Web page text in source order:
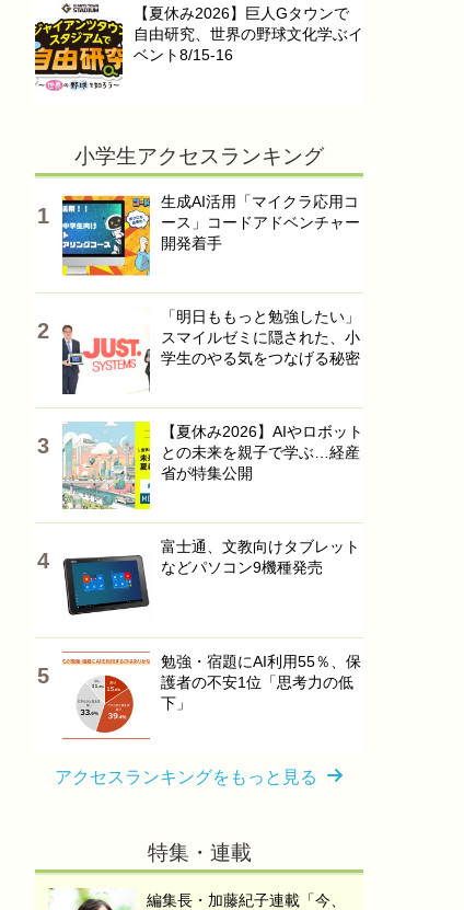
【夏休み2026】巨人Gタウンで
自由研究、世界の野球文化学ぶイ
ベント8/15-16
小学生アクセスランキング
生成AI活用「マイクラ応用コ
ース」コードアドベンチャー
開発着手
「明日ももっと勉強したい」
スマイルゼミに隠された、小
学生のやる気をつなげる秘密
【夏休み2026】AIやロボット
との未来を親子で学ぶ…経産
省が特集公開
富士通、文教向けタブレット
などパソコン9機種発売
勉強・宿題にAI利用55％、保
護者の不安1位「思考力の低
下」
アクセスランキングをもっと見る
特集・連載
編集長・加藤紀子連載「今、